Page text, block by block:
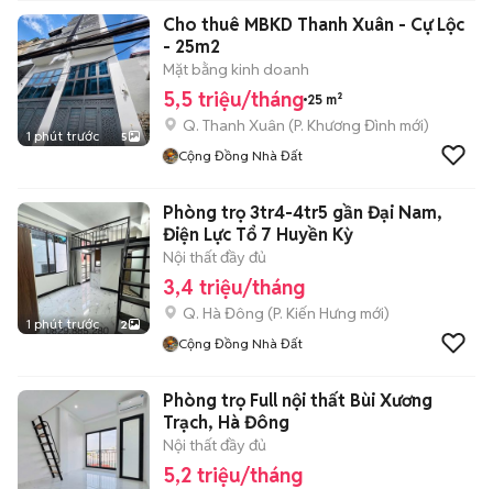
1 phút trước 5
Cho thuê MBKD Thanh Xuân - Cự Lộc
- 25m2
Mặt bằng kinh doanh
5,5 triệu/tháng 25 m²
Q. Thanh Xuân (P. Khương Đình mới)
Cộng Đồng Nhà Đất
1 phút trước 2
Phòng trọ 3tr4-4tr5 gần Đại Nam,
Điện Lực Tổ 7 Huyền Kỳ
Nội thất đầy đủ
3,4 triệu/tháng
Q. Hà Đông (P. Kiến Hưng mới)
Cộng Đồng Nhà Đất
Phòng trọ Full nội thất Bùi Xương
Trạch, Hà Đông
Nội thất đầy đủ
5,2 triệu/tháng